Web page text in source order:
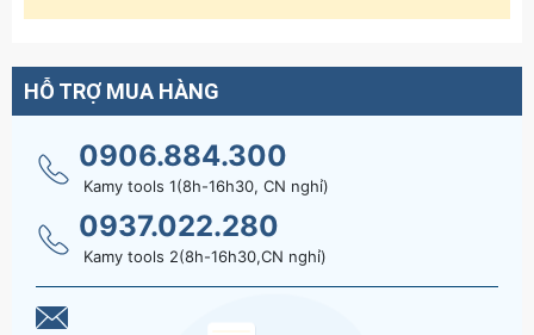
HỖ TRỢ MUA HÀNG
0906.884.300
Kamy tools 1(8h-16h30, CN nghỉ)
0937.022.280
Kamy tools 2(8h-16h30,CN nghỉ)